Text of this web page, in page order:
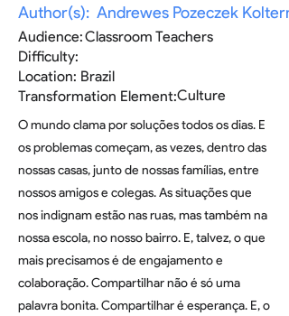
Author(s): Andrewes Pozeczek
Classroom Teachers
Audience:
Difficulty:
Location: Brazil
Transformation Element:Culture
O mundo clama por soluções todos os dias. E
os problemas começam, as vezes, dentro das
nossas casas, junto de nossas famílias, entre
nossos amigos e colegas. As situações que
nos indignam estão nas ruas, mas também na
nossa escola, no nosso bairro. E, talvez, o que
mais precisamos é de engajamento e
colaboração. Compartilhar não é só uma
palavra bonita. Compartilhar é esperança. E, o